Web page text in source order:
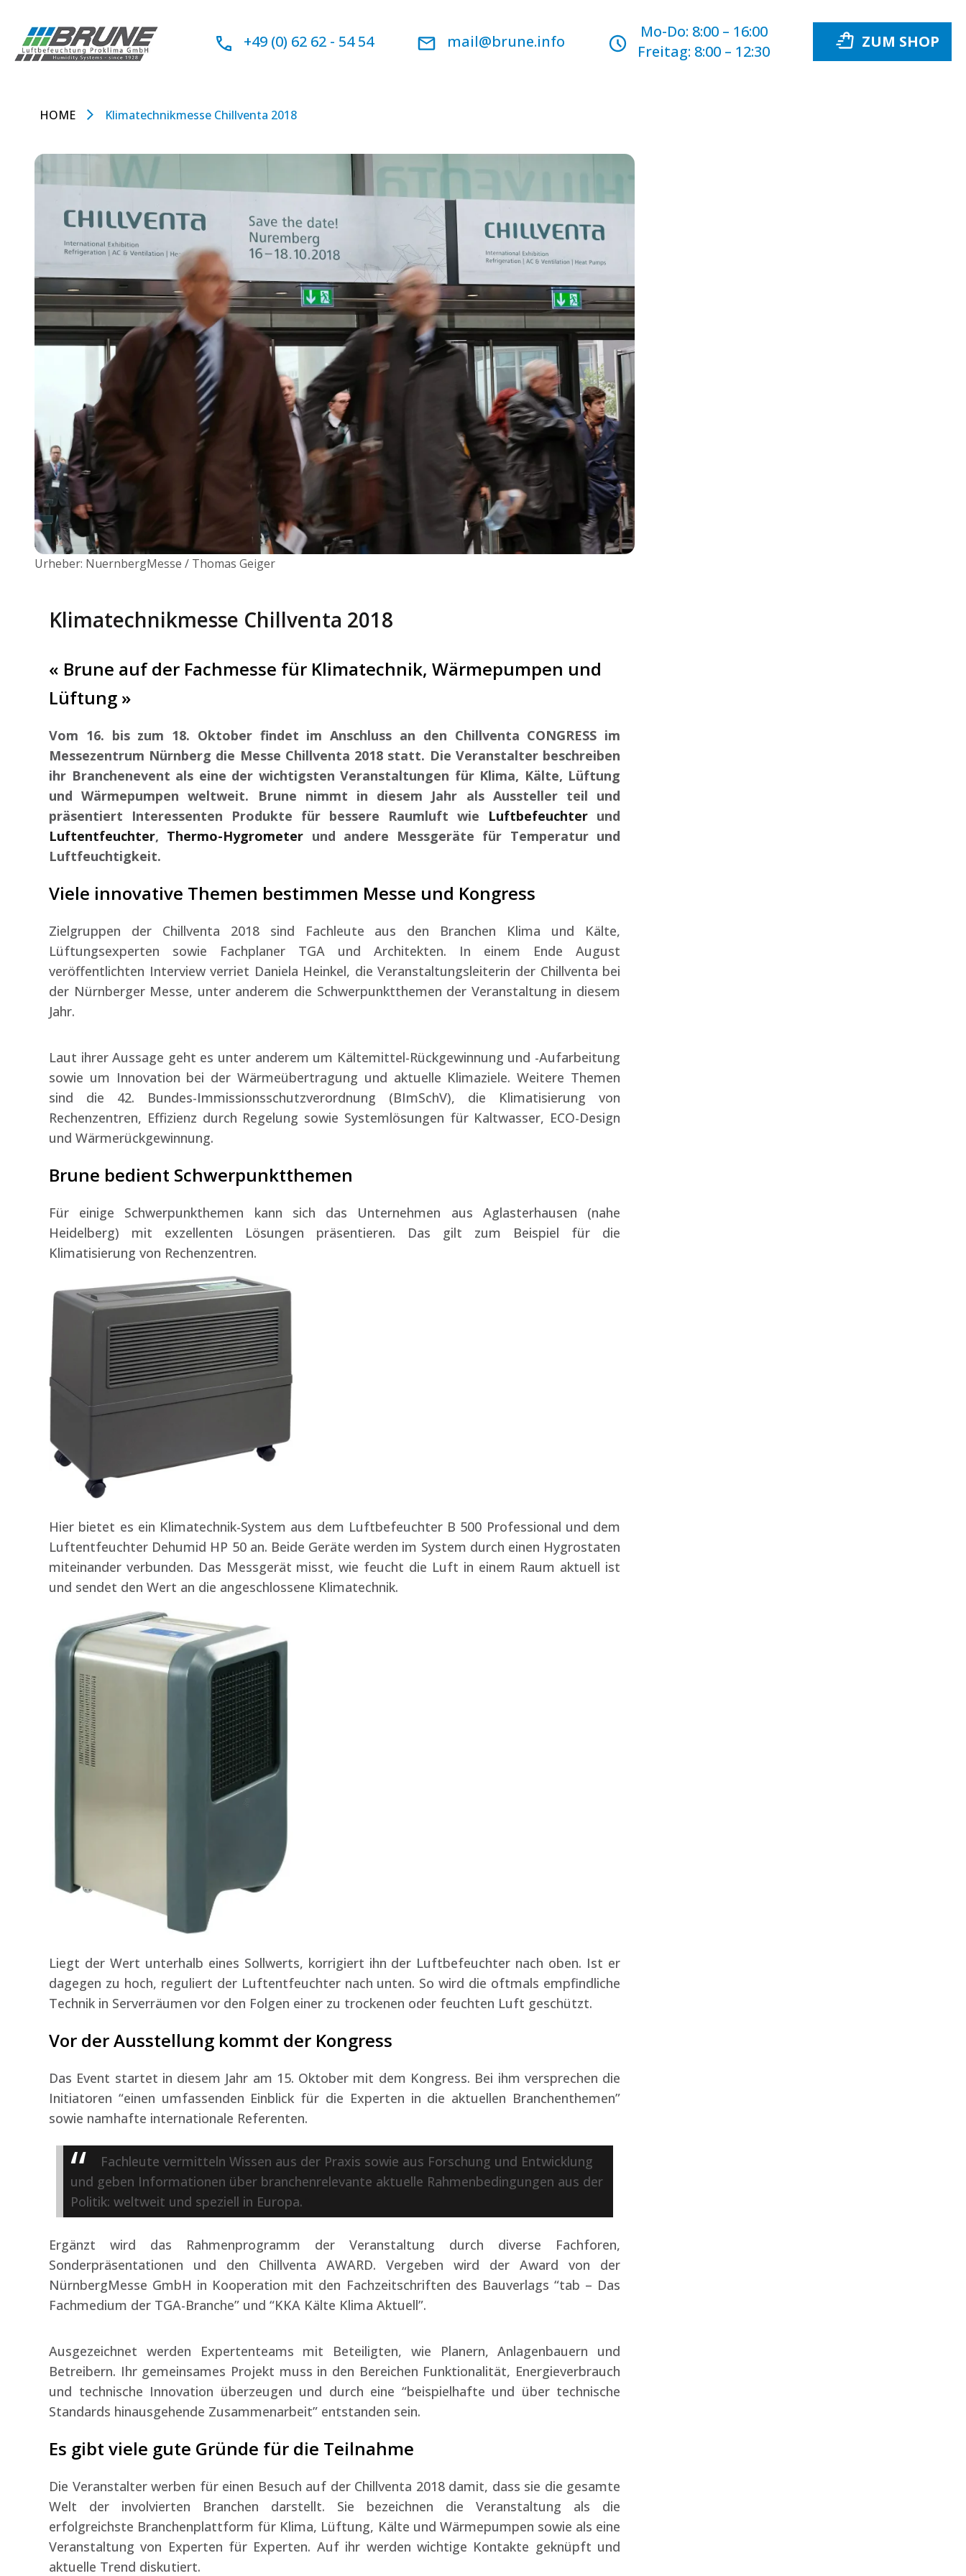
Inhalt
springen
+49 (0) 62 62 - 54 54
Mo-Do: 8:00 – 16:00
Freitag: 8:00 – 12:30
mail@brune.info
HOME Klimatechnikmesse Chillventa 2018
Urheber: NuernbergMesse / Thomas Geiger
Klimatechnikmesse Chillventa 2018
« Brune auf der Fachmesse für Klimatechnik, Wärmepumpen und
Lüftung »
Vom 16. bis zum 18. Oktober findet im Anschluss an den Chillventa CONGRESS im
Messezentrum Nürnberg die Messe Chillventa 2018 statt. Die Veranstalter beschreiben
ihr Branchenevent als eine der wichtigsten Veranstaltungen für Klima, Kälte, Lüftung
und Wärmepumpen weltweit. Brune nimmt in diesem Jahr als Aussteller teil und
präsentiert Interessenten Produkte für bessere Raumluft wie Luftbefeuchter und
Luftentfeuchter, Thermo-Hygrometer und andere Messgeräte für Temperatur und
Luftfeuchtigkeit.
Viele innovative Themen bestimmen Messe und Kongress
Zielgruppen der Chillventa 2018 sind Fachleute aus den Branchen Klima und Kälte,
Lüftungsexperten sowie Fachplaner TGA und Architekten. In einem Ende August
veröffentlichten Interview verriet Daniela Heinkel, die Veranstaltungsleiterin der Chillventa bei
der Nürnberger Messe, unter anderem die Schwerpunktthemen der Veranstaltung in diesem
Jahr.
Laut ihrer Aussage geht es unter anderem um Kältemittel-Rückgewinnung und -Aufarbeitung
sowie um Innovation bei der Wärmeübertragung und aktuelle Klimaziele. Weitere Themen
sind die 42. Bundes-Immissionsschutzverordnung (BImSchV), die Klimatisierung von
Rechenzentren, Effizienz durch Regelung sowie Systemlösungen für Kaltwasser, ECO-Design
und Wärmerückgewinnung.
Brune bedient Schwerpunktthemen
Für einige Schwerpunkthemen kann sich das Unternehmen aus Aglasterhausen (nahe
Heidelberg) mit exzellenten Lösungen präsentieren. Das gilt zum Beispiel für die
Klimatisierung von Rechenzentren.
Hier bietet es ein Klimatechnik-System aus dem Luftbefeuchter B 500 Professional und dem
Luftentfeuchter Dehumid HP 50 an. Beide Geräte werden im System durch einen Hygrostaten
miteinander verbunden. Das Messgerät misst, wie feucht die Luft in einem Raum aktuell ist
und sendet den Wert an die angeschlossene Klimatechnik.
Liegt der Wert unterhalb eines Sollwerts, korrigiert ihn der Luftbefeuchter nach oben. Ist er
dagegen zu hoch, reguliert der Luftentfeuchter nach unten. So wird die oftmals empfindliche
Technik in Serverräumen vor den Folgen einer zu trockenen oder feuchten Luft geschützt.
Vor der Ausstellung kommt der Kongress
Das Event startet in diesem Jahr am 15. Oktober mit dem Kongress. Bei ihm versprechen die
Initiatoren “einen umfassenden Einblick für die Experten in die aktuellen Branchenthemen”
sowie namhafte internationale Referenten.
Fachleute vermitteln Wissen aus der Praxis sowie aus Forschung und Entwicklung
und geben Informationen über branchenrelevante aktuelle Rahmenbedingungen aus der
Politik: weltweit und speziell in Europa.
Ergänzt wird das Rahmenprogramm der Veranstaltung durch diverse Fachforen,
Sonderpräsentationen und den Chillventa AWARD. Vergeben wird der Award von der
NürnbergMesse GmbH in Kooperation mit den Fachzeitschriften des Bauverlags “tab – Das
Fachmedium der TGA-Branche” und “KKA Kälte Klima Aktuell”.
Ausgezeichnet werden Expertenteams mit Beteiligten, wie Planern, Anlagenbauern und
Betreibern. Ihr gemeinsames Projekt muss in den Bereichen Funktionalität, Energieverbrauch
und technische Innovation überzeugen und durch eine “beispielhafte und über technische
Standards hinausgehende Zusammenarbeit” entstanden sein.
Es gibt viele gute Gründe für die Teilnahme
Die Veranstalter werben für einen Besuch auf der Chillventa 2018 damit, dass sie die gesamte
Welt der involvierten Branchen darstellt. Sie bezeichnen die Veranstaltung als die
erfolgreichste Branchenplattform für Klima, Lüftung, Kälte und Wärmepumpen sowie als eine
Veranstaltung von Experten für Experten. Auf ihr werden wichtige Kontakte geknüpft und
aktuelle Trend diskutiert.